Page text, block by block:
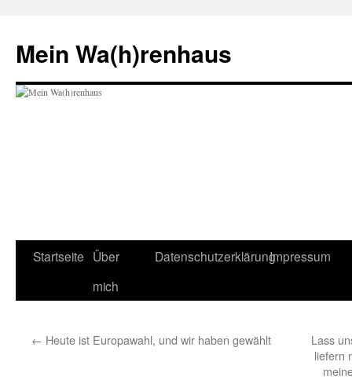
springen
Mein Wa(h)renhaus
Startseite Über
mich
DatenschutzerklärungImpressum
← Heute ist Europawahl, und wir haben gewählt
Lass
liefern